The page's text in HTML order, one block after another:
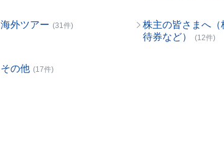
海外ツアー (31件)
株主の皆さまへ（
待券など）
(12件)
その他 (17件)